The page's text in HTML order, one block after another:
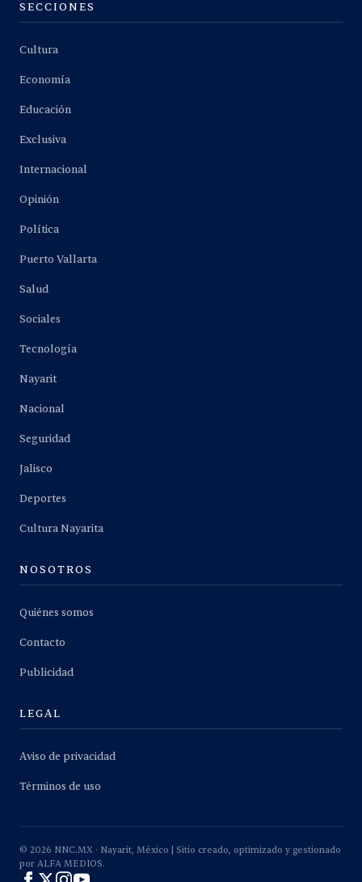
SECCIONES
Cultura
Economía
Educación
Exclusiva
Internacional
Opinión
Política
Puerto Vallarta
Salud
Sociales
Tecnología
Nayarit
Nacional
Seguridad
Jalisco
Deportes
Cultura Nayarita
NOSOTROS
Quiénes somos
Contacto
Publicidad
LEGAL
Aviso de privacidad
Términos de uso
© 2026 NNC.MX · Nayarit, México | Sitio creado, optimizado y gestionado
por ALFA MEDIOS.